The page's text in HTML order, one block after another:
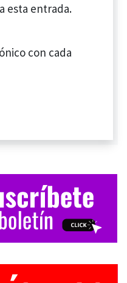
esta entrada.
con cada